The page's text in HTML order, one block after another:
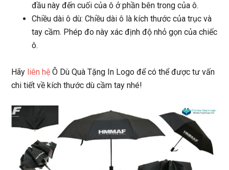
đầu này đến cuối của ô ở phần bên trong của ô.
Chiều dài ô dù: Chiều dài ô là kích thước của trục và
tay cầm. Phép đo này xác định độ nhỏ gọn của chiếc
ô.
Hãy liên hệ Ô Dù Quà Tặng In Logo để có thể được tư vấn
chi tiết về kích thước dù cầm tay nhé!